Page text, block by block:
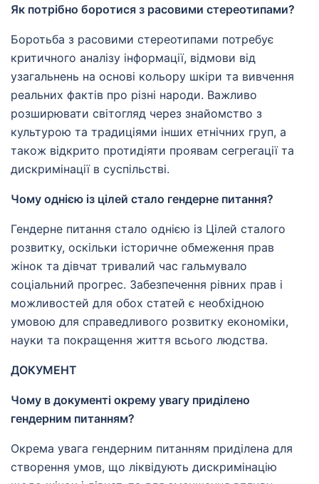
Як потрібно боротися з расовими стереотипами?
Боротьба з расовими стереотипами потребує
критичного аналізу інформації, відмови від
узагальнень на основі кольору шкіри та вивчення
реальних фактів про різні народи. Важливо
розширювати світогляд через знайомство з
культурою та традиціями інших етнічних груп, а
також відкрито протидіяти проявам сегрегації та
дискримінації в суспільстві.
Чому однією із цілей стало гендерне питання?
Гендерне питання стало однією із Цілей сталого
розвитку, оскільки історичне обмеження прав
жінок та дівчат тривалий час гальмувало
соціальний прогрес. Забезпечення рівних прав і
можливостей для обох статей є необхідною
умовою для справедливого розвитку економіки,
науки та покращення життя всього людства.
ДОКУМЕНТ
Чому в документі окрему увагу приділено
гендерним питанням?
Окрема увага гендерним питанням приділена для
створення умов, що ліквідують дискримінацію